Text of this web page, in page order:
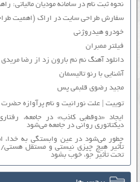
نحوه ثبت نام در سامانه مودیان مالیاتی:
سفارش طراحی سایت در اراک (اهمیت
خودرو هیدروژنی
فیلتر ممبران
دانلود آهنگ نم نم بارون زد از رضا مریدی
آشنایی با رنو تالیسمان
مجید رضوی قلبمی پس
توییت | علت نورانیت و نام پرآوازه
ایجاد «دوقطبی کاذب» در جامعه،
دیکتاتوری روانی در جامعه می‌شود
چطور می‌شود در عین وابستگی به
تأثیر هیچ چیزی نیستی و مستقل
تحت تأثیر جوّ، خوب بشود